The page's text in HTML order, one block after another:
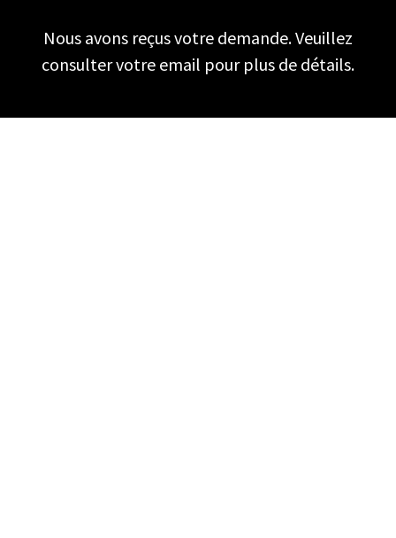
Nous avons reçus votre demande. Veuillez
consulter votre email pour plus de détails.